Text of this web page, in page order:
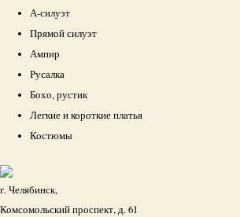
А-силуэт
Прямой силуэт
Ампир
Русалка
Бохо, рустик
Легкие и короткие платья
Костюмы
г. Челябинск,
Комсомольский проспект, д. 61